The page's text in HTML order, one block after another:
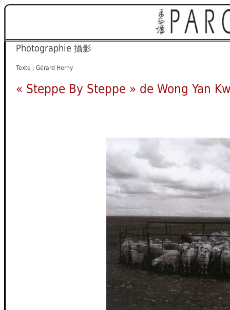
Photographie 攝影
Texte : Gérard Herny
« Steppe By Steppe » de Wong Yan